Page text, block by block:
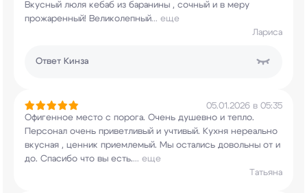
Вкусный люля кебаб из баранины , сочный и в меру
прожаренный! Великолепный... еще
Лариса
Ответ Кинза
05.01.2026 в 05:35
Офигенное место с порога. Очень душевно и тепло.
Персонал очень приветливый и учтивый. Кухня нереально
вкусная , ценник приемлемый. Мы остались довольны от и
до. Спасибо что вы есть.... еще
Татьяна